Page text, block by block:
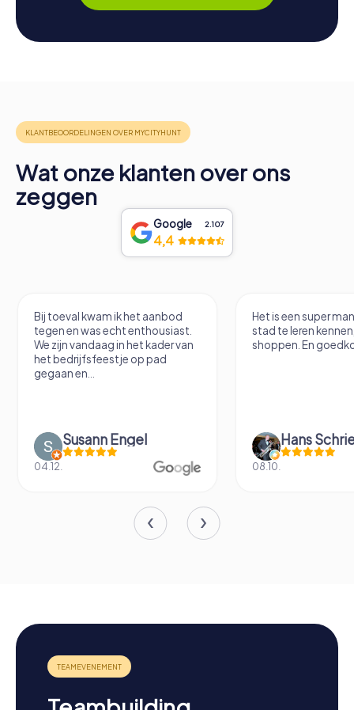
Wat onze klanten over ons
zeggen
Google 2.107
4,4
Bij toeval kwam ik het aanbod
tegen en was echt enthousiast.
We zijn vandaag in het kader van
het bedrijfsfeestje op pad
gegaan en...
Susann Engel
04.12.
Het is een super
stad te leren
shoppen. En
Hans
08.10.